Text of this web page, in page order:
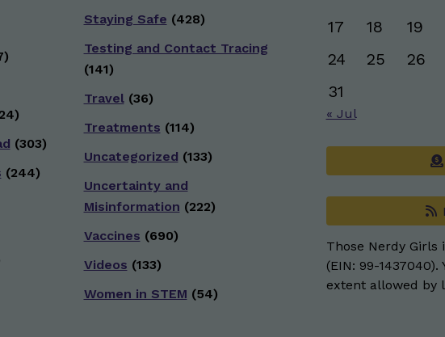
(303)
(244)
Staying Safe (428)
Testing and Contact Tracing
(141)
Travel(36)
Treatments (114)
Uncategorized (133)
Uncertainty and
Misinformation (222)
Vaccines (690)
Videos (133)
Women in STEM (54)
17
18 19
24
25 26
31
« Jul
Those Nerdy Girls
(EIN: 99-
extent allowed by